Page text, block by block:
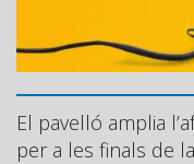
El pavelló amplia
per a les finals de